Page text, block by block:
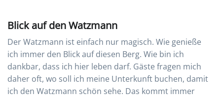
Blick auf den Watzmann
Der Watzmann ist einfach nur magisch. Wie genieße
ich immer den Blick auf diesen Berg. Wie bin ich
dankbar, dass ich hier leben darf. Gäste fragen mich
daher oft, wo soll ich meine Unterkunft buchen, damit
ich den Watzmann schön sehe. Das kommt immer